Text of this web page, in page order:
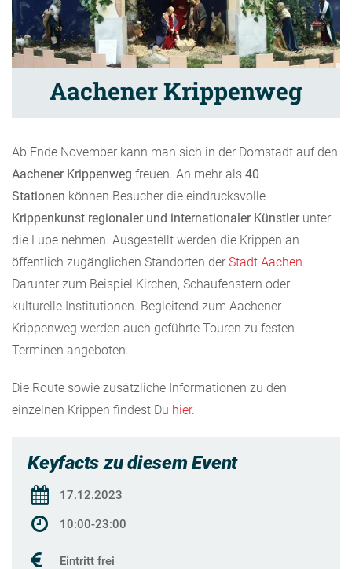
Aachener Krippenweg
Ab Ende November kann man sich in der Domstadt auf den
Aachener Krippenweg freuen. An mehr als 40
Stationen können Besucher die eindrucksvolle
Krippenkunst regionaler und internationaler Künstlerunter
die Lupe nehmen. Ausgestellt werden die Krippen an
öffentlich zugänglichen Standorten der Stadt Aachen
Darunter zum Beispiel Kirchen, Schaufenstern oder
kulturelle Institutionen. Begleitend zum Aachener
Krippenweg werden auch geführte Touren zu festen
Terminen angeboten.
Die Route sowie zusätzliche Informationen zu den
einzelnen Krippen findest Du hier.
Keyfacts zu diesem Event
17.12.2023
10:00-23:00
Eintritt frei